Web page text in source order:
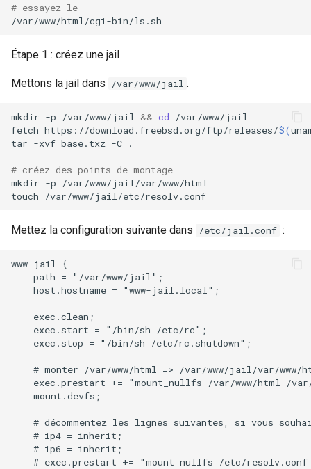
# essayez-le
Étape 1 : créez une jail
Mettons la jail dans /var/www/jail .
mkdir -p /var/www/jail && cd
/var/www/jail
fetch https://download.freebsd.org/ftp/releases/$(
tar -xvf base.txz -C .
# créez des points de montage
mkdir -p
/var/www/jail/var/www/html
touch
Mettez la configuration suivante dans /etc/jail.conf :
www-jail {
    path = "/var/www/jail";
    host.hostname = "www-jail.local";
    exec.clean;
    exec.start = "/bin/sh /etc/rc";
    exec.stop = "/bin/sh /etc/rc.shutdown";
# monter /var/www/html => /var/www/jail/var/www/
exec.prestart += "mount_nullfs /var/www/html /
    mount.devfs;
# décommentez les lignes suivantes, si vous
    # ip4 = inherit;
    # ip6 = inherit;
# exec.prestart += "mount_nullfs /etc/